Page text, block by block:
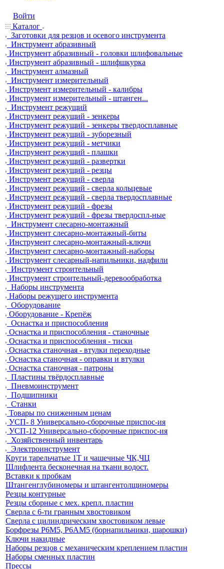
Войти
Каталог
Заготовки для резцов и осевого инструмента
Инструмент абразивный
Инструмент абразивный - головки шлифовальные
Инструмент абразивный - шлифшкурка
Инструмент алмазный
Инструмент измерительный
Инструмент измерительный - калибры
Инструмент измерительный - штанген...
Инструмент режущий
Инструмент режущий - зенкеры
Инструмент режущий - зенкеры твердосплавные
Инструмент режущий - зуборезный
Инструмент режущий - метчики
Инструмент режущий - плашки
Инструмент режущий - развертки
Инструмент режущий - резцы
Инструмент режущий - сверла
Инструмент режущий - сверла кольцевые
Инструмент режущий - сверла твердосплавные
Инструмент режущий - фрезы
Инструмент режущий - фрезы твердоспл-ные
Инструмент слесарно-монтажный
Инструмент слесарно-монтажный-биты
Инструмент слесарно-монтажный-ключи
Инструмент слесарно-монтажный-наборы
Инструмент слесарный-напильники, надфили
Инструмент строительный
Инструмент строительный-деревообработка
Наборы инструмента
Наборы режущего инструмента
Оборудование
Оборудование - Крепёж
Оснастка и приспособления
Оснастка и приспособления - станочные
Оснастка и приспособления - тиски
Оснастка станочная - втулки переходные
Оснастка станочная - оправки и втулки
Оснастка станочная - патроны
Пластины твёрдосплавные
Пневмоинструмент
Подшипники
Станки
Товары по сниженным ценам
УСП- 8 Универсально-сборочные приспос-ия
УСП-12 Универсально-сборочные приспос-ия
Хозяйственный инвентарь
Электроинструмент
Круги тарельчатые 1Т и чашечные ЧК,ЧЦ
Шлифлента бесконечная на ткани водост.
Вставки к пробкам
Штангенглубиномеры и штангентолщиномеры
Резцы контурные
Резцы сборные с мех. крепл. пластин
Сверла с 6-ти гранным хвостовиком
Сверла с цилиндрическим хвостовиком левые
Борфрезы Р6М5, Р6АМ5 (борнапильники, шарошки)
Ключи накидные
Наборы резцов с механическим креплением пластин
Наборы сменных пластин
Прессы